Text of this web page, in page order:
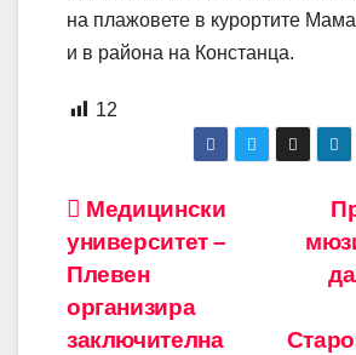
на плажовете в курортите
и в района на Констанца.
12
Навигация
Медицински
университет –
Плевен
организира
заключителна